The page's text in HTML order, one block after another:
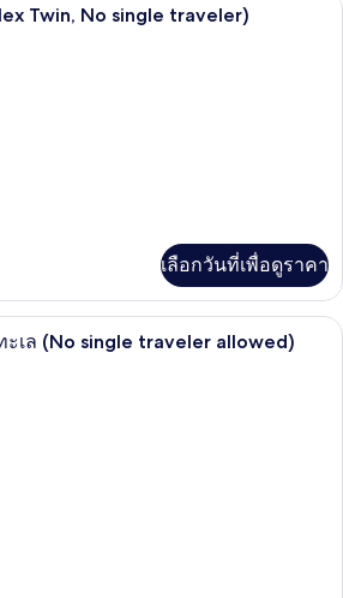
Twin, No single traveler)
เลือกวันที่เพื่อดูราคา
ห้องดับเบิล, ระเบียง, วิวทะเล (No
ะเล (No single traveler allowed)